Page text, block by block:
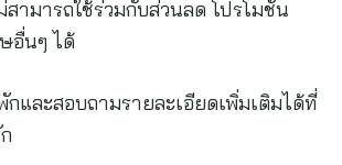
ามารถใช้ร่วมกับส่วนลด โปรโมชั่น
อื่นๆ ได้
กและสอบถามรายละเอียดเพิ่มเติมได้ที่